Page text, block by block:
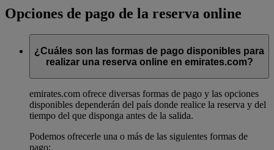
Opciones de pago de la reserva online
¿Cuáles son las formas de pago disponibles para
realizar una reserva online en emirates.com?
emirates.com ofrece diversas formas de pago y las opciones
disponibles dependerán del país donde realice la reserva y del
tiempo del que disponga antes de la salida.
Podemos ofrecerle una o más de las siguientes formas de
pago: